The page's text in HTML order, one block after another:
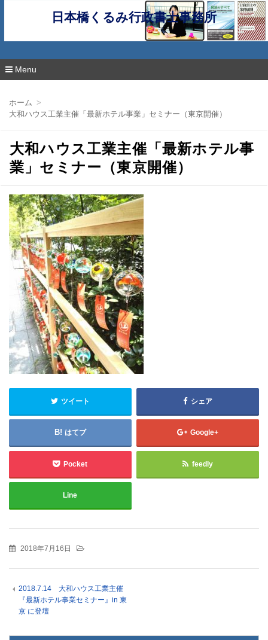
日本橋くるみ行政書士事務所
Menu
ホーム
大和ハウス工業主催「最新ホテル事業」セミナー（東京開催）
大和ハウス工業主催「最新ホテル事
業」セミナー（東京開催）
ツイート シェア
はてブ Google+
Pocket feedly
Line
2018年7月16日
2018.7.14 大和ハウス工業主催
『最新ホテル事業セミナー』in 東
京 に登壇